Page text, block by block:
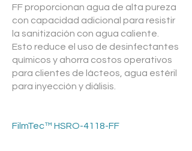
FF proporcionan agua de alta pureza
con capacidad adicional para resistir
la sanitización con agua caliente.
Esto reduce el uso de desinfectantes
químicos y ahorra costos operativos
para clientes de lácteos, agua estéril
para inyección y diálisis.
FilmTec™ HSRO-4118-FF